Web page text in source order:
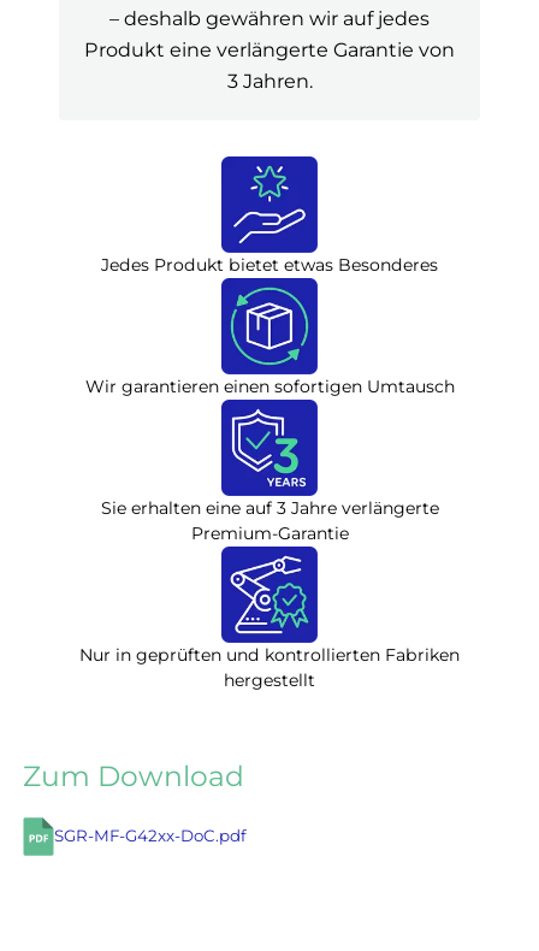
– deshalb gewähren wir auf jedes
Produkt eine verlängerte Garantie von
3 Jahren.
Jedes Produkt bietet etwas Besonderes
Wir garantieren einen sofortigen Umtausch
Sie erhalten eine auf 3 Jahre verlängerte
Premium-Garantie
Nur in geprüften und kontrollierten Fabriken
hergestellt
Zum Download
SGR-MF-G42xx-DoC.pdf